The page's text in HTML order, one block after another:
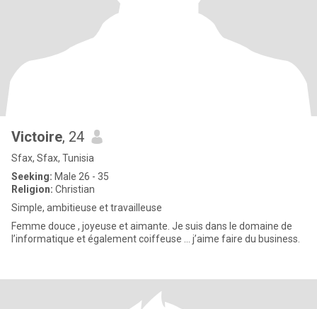
Victoire, 24
Sfax, Sfax, Tunisia
Seeking: Male 26 - 35
Religion: Christian
Simple, ambitieuse et travailleuse
Femme douce , joyeuse et aimante. Je suis dans le domaine de
l’informatique et également coiffeuse … j’aime faire du business.